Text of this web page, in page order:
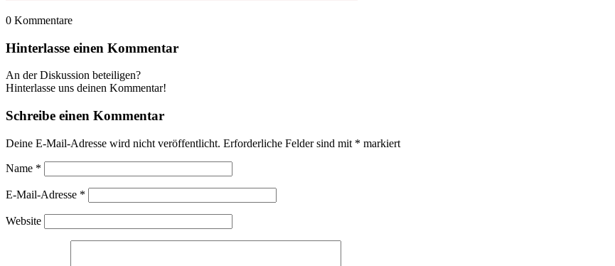
0 Kommentare
Hinterlasse einen Kommentar
An der Diskussion beteiligen?
Hinterlasse uns deinen Kommentar!
Schreibe einen Kommentar
Deine E-Mail-Adresse wird nicht veröffentlicht. Erforderliche Felder sind mit * markiert
Name *
E-Mail-Adresse *
Website